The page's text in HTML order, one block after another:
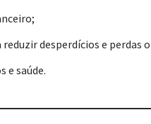
reduzir desperdícios e perdas
e saúde.